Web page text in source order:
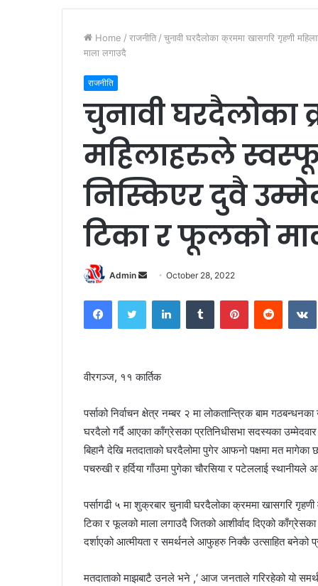
Home / राजनीति / चुनावी घरदैलोका क्रममा खासगरि गृहणी
माला लगाउदै
राजनीति
चुनावी घरदैलोका
महिलाहरुले
निस्किएर दुवै
टिका र फूलको
Admin
e
a
i
l
October 28, 2022
वीरगञ्ज, ११ कार्तिक
पर्साको निर्वाचन क्षेत्र नम्बर २ मा लोकतान्त्रिक बाम
घरदैलो गर्दै आएका काँग्रेसका प्रतिनिधीसभा सदस्यका
बिहानै देखि मतदाताको घरदैलोमा पुगेर आफनो पक्षमा मत मागेका
पचरुखी र हर्दिया गाँउमा पुगेका चौरसिया र पटेललाई
पर्सागढी ५ मा शुक्रबार चुनावी घरदैलोका क्रममा खासगरि
टिका र फूलको माला लगाउदै जितको आशीर्वाद दिएको काँग्रेसका
दर्शाएको आत्मीयता र समर्थनले आफुहरु निक्कै उत्साहित बनेको
मतदाताको माझबाटै उनले भने ,‘ आज जनताले गरिरहेको यो